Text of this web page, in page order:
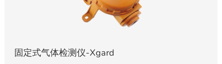
能、无线通讯功能、CPU/EEROM监控及失效检测。
固定式气体检测仪-Xgard